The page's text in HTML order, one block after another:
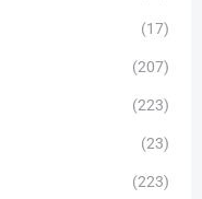
(17)
(207)
(223)
(23)
(223)